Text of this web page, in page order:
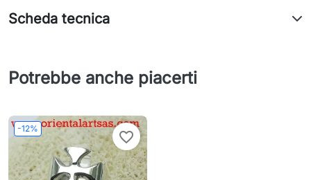
Scheda tecnica
Potrebbe anche piacerti
-12%
favorite_border